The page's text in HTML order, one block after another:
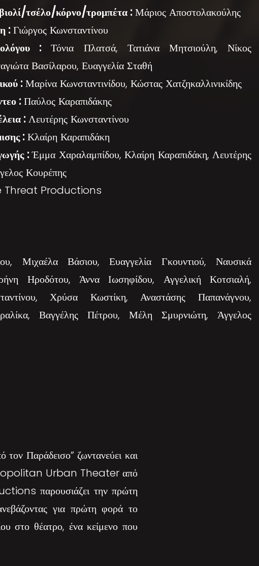
τσέλο/κόρνο/τρομπέτα :Μάριος Αποστολακούλης
:Γιώργος Κωνσταντίνου
:Τόνια Πλατσά, Τατιάνα Μητσιούλη, Νίκος
Βασίλαρου, Ευαγγελία Σταθή
:Μαρίνα Κωνσταντινίδου, Κώστας Χατζηκαλλινικίδης
:Παύλος Καραπιδάκης
:Λευτέρης Κωνσταντίνου
:Κλαίρη Καραπιδάκη
:Έμμα Χαραλαμπίδου, Κλαίρη Καραπιδάκη, Λευτέρης
Κουρέπης
Productions
Μιχαέλα Βάσιου, Ευαγγελία Γκουντιού, Ναυσικά
Ηροδότου, Άννα Ιωσηφίδου, Αγγελική Κοτσιαλή,
Χρύσα Κωστίκη, Αναστάσης Παπανάγνου,
Βαγγέλης Πέτρου, Μέλη Σμυρνιώτη, Άγγελος
Παράδεισο” ζωντανεύει και
Urban Theater από
παρουσιάζει την πρώτη
για πρώτη φορά το
στο θέατρο, ένα κείμενο που